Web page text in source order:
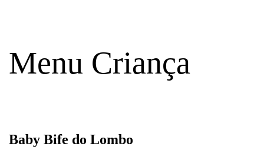
Menu Criança
Baby Bife do Lombo